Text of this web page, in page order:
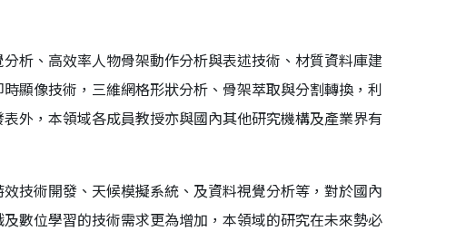
析、高效率人物骨架動作分析與表述技術、材質資料庫建
顯像技術，三維網格形狀分析、骨架萃取與分割轉換，利
外，本領域各成員教授亦與國內其他研究機構及產業界有
技術開發、天候模擬系統、及資料視覺分析等，對於國內
數位學習的技術需求更為增加，本領域的研究在未來勢必